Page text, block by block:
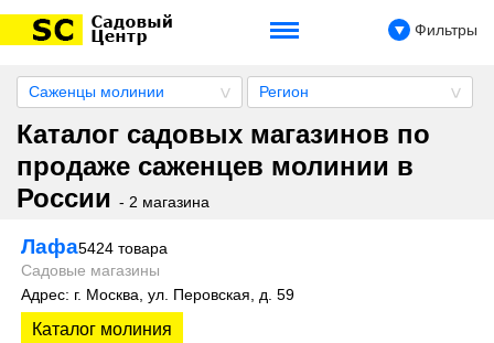
Фильтры
Саженцы молинии Регион
Каталог садовых магазинов по
продаже саженцев молинии в
России - 2 магазина
Лафа5424 товара
Садовые магазины
Адрес: г. Москва, ул. Перовская, д. 59
Каталог молиния